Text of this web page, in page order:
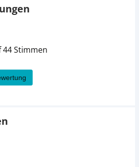
5
44 Stimmen